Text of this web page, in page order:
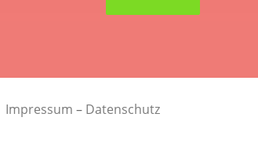
Impressum – Datenschutz